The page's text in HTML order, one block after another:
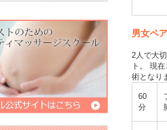
男女ペ
2人で大
ト。 現
術となり
60
分